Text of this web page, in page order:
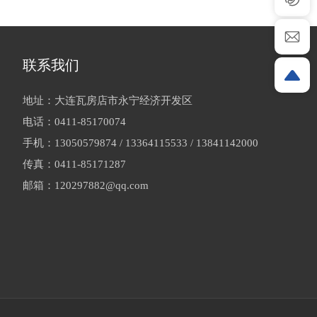
联系我们
地址：大连瓦房店市永宁经济开发区
电话：0411-85170074
手机： 13050579874 / 13364115533 / 13841142000
传真：0411-85171287
邮箱： 120297882@qq.com